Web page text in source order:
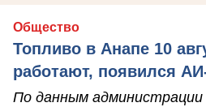
Общество
Топливо в Анапе 10
работают, появился
По данным администрации